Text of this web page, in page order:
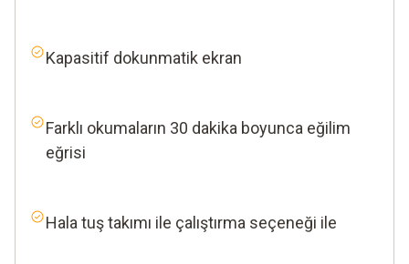
Kapasitif dokunmatik ekran
Farklı okumaların 30 dakika boyunca eğilim
eğrisi
Hala tuş takımı ile çalıştırma seçeneği ile